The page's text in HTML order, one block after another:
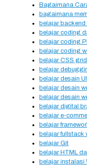
Bagaimana
bagaimana
belajar backend
belajar coding
belajar coding
belajar coding
belajar CSS
belajar
belajar desain
belajar desain
belajar desain
belajar digital
belajar e-
belajar
belajar fullstack
belajar Git
belajar HTML
belajar instalasi